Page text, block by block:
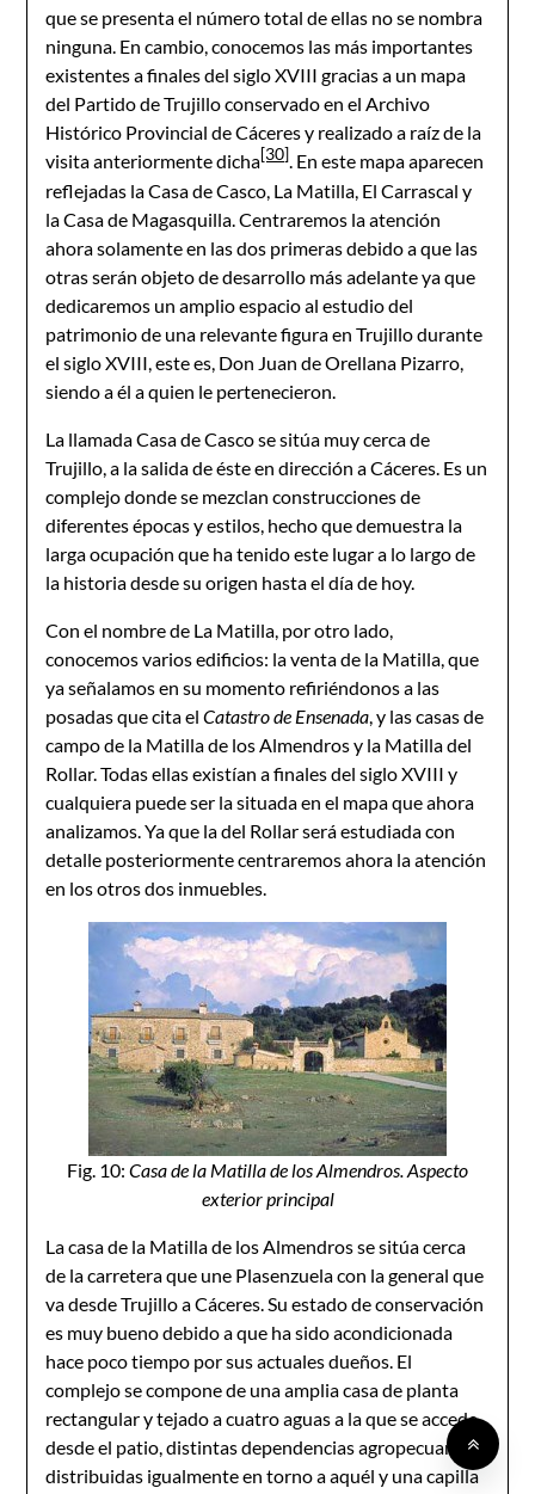
que se presenta el número total de ellas no se nombra
ninguna. En cambio, conocemos las más importantes
existentes a finales del siglo XVIII gracias a un mapa
del Partido de Trujillo conservado en el Archivo
Histórico Provincial de Cáceres y realizado a raíz de la
visita anteriormente dicha[30]. En este mapa aparecen
reflejadas la Casa de Casco, La Matilla, El Carrascal y
la Casa de Magasquilla. Centraremos la atención
ahora solamente en las dos primeras debido a que las
otras serán objeto de desarrollo más adelante ya que
dedicaremos un amplio espacio al estudio del
patrimonio de una relevante figura en Trujillo durante
el siglo XVIII, este es, Don Juan de Orellana Pizarro,
siendo a él a quien le pertenecieron.
La llamada Casa de Casco se sitúa muy cerca de
Trujillo, a la salida de éste en dirección a Cáceres. Es un
complejo donde se mezclan construcciones de
diferentes épocas y estilos, hecho que demuestra la
larga ocupación que ha tenido este lugar a lo largo de
la historia desde su origen hasta el día de hoy.
Con el nombre de La Matilla, por otro lado,
conocemos varios edificios: la venta de la Matilla, que
ya señalamos en su momento refiriéndonos a las
posadas que cita elCatastro de Ensenada, y las casas de
campo de la Matilla de los Almendros y la Matilla del
Rollar. Todas ellas existían a finales del siglo XVIII y
cualquiera puede ser la situada en el mapa que ahora
analizamos. Ya que la del Rollar será estudiada con
detalle posteriormente centraremos ahora la atención
en los otros dos inmuebles.
Fig. 10: Casa de la Matilla de los Almendros. Aspecto
exterior principal
La casa de la Matilla de los Almendros se sitúa cerca
de la carretera que une Plasenzuela con la general que
va desde Trujillo a Cáceres. Su estado de conservación
es muy bueno debido a que ha sido acondicionada
hace poco tiempo por sus actuales dueños. El
complejo se compone de una amplia casa de planta
rectangular y tejado a cuatro aguas a la que se accede
desde el patio, distintas dependencias agropecuarias
distribuidas igualmente en torno a aquél y una capilla